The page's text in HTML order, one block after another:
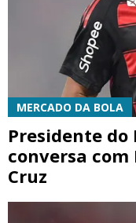
MERCADO DA BOLA
Presidente
conversa com
Cruz